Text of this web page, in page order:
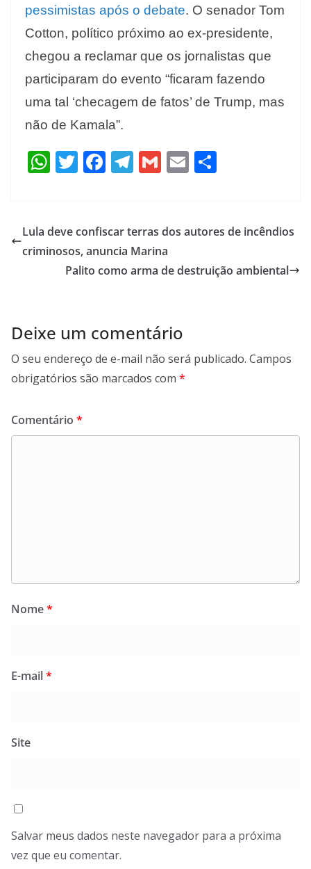
pessimistas após o debate. O senador Tom
Cotton, político próximo ao ex-presidente,
chegou a reclamar que os jornalistas que
participaram do evento “ficaram fazendo
uma tal ‘checagem de fatos’ de Trump, mas
não de Kamala”.
W
s
A
T
er
F
b
o
o
T
gr
a
m
G
l
E
l e
Lula deve confiscar terras dos autores de incêndios
criminosos, anuncia Marina
Palito como arma de destruição ambiental
Deixe um comentário
O seu endereço de e-mail não será publicado. Campos
obrigatórios são marcados com *
Comentário *
Nome*
E-mail*
Site
Salvar meus dados neste navegador para a próxima
vez que eu comentar.